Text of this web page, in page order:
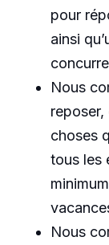
pour
ainsi
Nous
choses
tous les
Nous